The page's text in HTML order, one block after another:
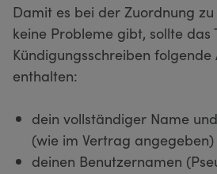
Damit es bei der Zuordnung
keine Probleme gibt, sollte das
Kündigungsschreiben folgende
enthalten:
dein vollständiger Name
(wie im Vertrag angegeben)
deinen Benutzernamen